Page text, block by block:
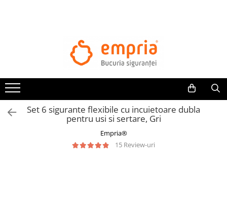
Bariere protectie pentru pat
Protectii mobilier
Banda protectie mobila copii
Protectie colturi mobila copii
Set 6 sigurante flexibile cu incuietoare dubla
pentru usi si sertare, Gri
Empria®
15 Review-uri